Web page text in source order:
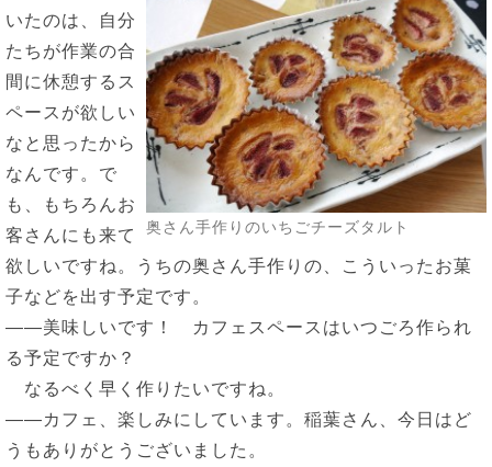
奥さん手作りのいちごチーズタルト
いたのは、自分
たちが作業の合
間に休憩するス
ペースが欲しい
なと思ったから
なんです。で
も、もちろんお
客さんにも来て
欲しいですね。うちの奥さん手作りの、こういったお菓
子などを出す予定です。
――美味しいです！ カフェスペースはいつごろ作られ
る予定ですか？
なるべく早く作りたいですね。
――カフェ、楽しみにしています。稲葉さん、今日はど
うもありがとうございました。